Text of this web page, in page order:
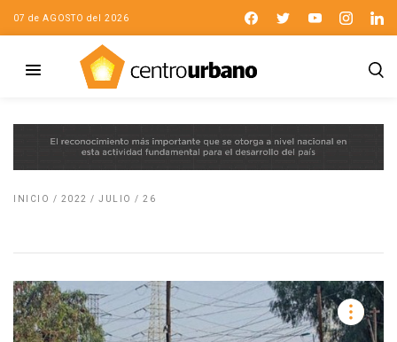
07 de AGOSTO del 2026
INICIO / 2022 / JULIO / 26